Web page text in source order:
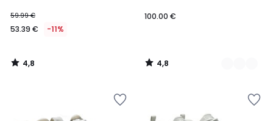
59.99 €
53.39 € -11%
4,8
/
100.00 €
4,8
/